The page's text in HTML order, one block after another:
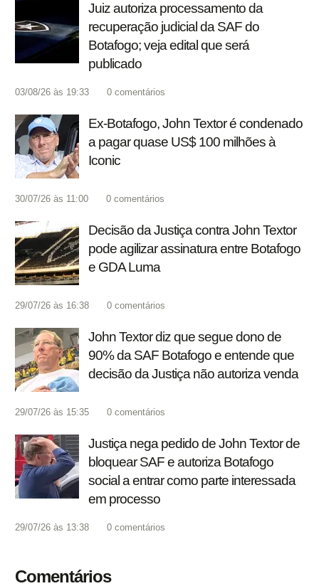
Juiz autoriza processamento da
recuperação judicial da SAF do
Botafogo; veja edital que será
publicado
03/08/26 às 19:33 0 comentários
Ex-Botafogo, John Textor é condenado
a pagar quase US$ 100 milhões à
Iconic
30/07/26 às 11:00 0 comentários
Decisão da Justiça contra John Textor
pode agilizar assinatura entre Botafogo
e GDA Luma
29/07/26 às 16:38 0 comentários
John Textor diz que segue dono de
90% da SAF Botafogo e entende que
decisão da Justiça não autoriza venda
29/07/26 às 15:35 0 comentários
Justiça nega pedido de John Textor de
bloquear SAF e autoriza Botafogo
social a entrar como parte interessada
em processo
29/07/26 às 13:38 0 comentários
Comentários